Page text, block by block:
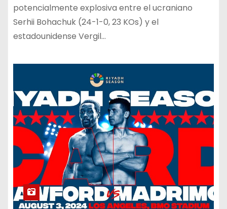
potencialmente explosiva entre el ucraniano
Serhii Bohachuk (24-1-0, 23 KOs) y el
estadounidense Vergil…